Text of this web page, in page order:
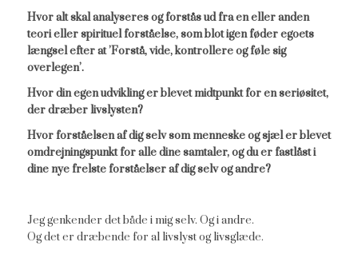
Hvor alt skal analyseres og forstås ud fra en eller anden
teori eller spirituel forståelse, som blot igen føder egoets
længsel efter at ’Forstå, vide, kontrollere og føle sig
overlegen’.
Hvor din egen udvikling er blevet midtpunkt for en seriøsitet,
der dræber livslysten?
Hvor forståelsen af dig selv som menneske og sjæl er blevet
omdrejningspunkt for alle dine samtaler, og du er fastlåst i
dine nye frelste forståelser af dig selv og andre?
Jeg genkender det både i mig selv. Og i andre.
Og det er dræbende for al livslyst og livsglæde.